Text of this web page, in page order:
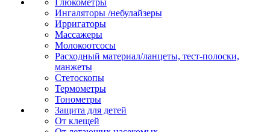
Глюкометры
Ингаляторы /небулайзеры
Ирригаторы
Массажеры
Молокоотсосы
Расходный материал/ланцеты, тест-полоски,
манжеты
Стетоскопы
Термометры
Тонометры
Защита для детей
От клещей